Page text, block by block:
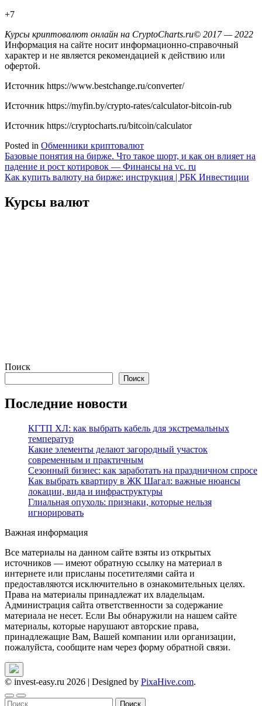
+7
Курсы криптовалют онлайн на CryptoCharts.ru© 2017 — 2022
Информация на сайте носит информационно-справочный
характер и не является рекомендацией к действию или
офертой.
Источник https://www.bestchange.ru/converter/
Источник https://myfin.by/crypto-rates/calculator-bitcoin-rub
Источник https://cryptocharts.ru/bitcoin/calculator
Posted in Обменники криптовалют
Навигация
по
Базовые понятия на бирже. Что такое шорт, и как он влияет на
падение и рост котировок — Финансы на vc. ru
Как купить валюту на бирже: инструкция | РБК Инвестиции
Курсы валют
Поиск
Поиск
Последние новости
КГТП ХЛ: как выбрать кабель для экстремальных
температур
Какие элементы делают загородный участок
современным и практичным
Сезонный бизнес: как заработать на праздничном спросе
Как выбрать квартиру в ЖК Шагал: важные нюансы
локации, вида и инфраструктуры
Глиальная опухоль: признаки, которые нельзя
игнорировать
Важная информация
Все материалы на данном сайте взяты из открытых
источников — имеют обратную ссылку на материал в
интернете или присланы посетителями сайта и
предоставляются исключительно в ознакомительных целях.
Права на материалы принадлежат их владельцам.
Администрация сайта ответственности за содержание
материала не несет. Если Вы обнаружили на нашем сайте
материалы, которые нарушают авторские права,
принадлежащие Вам, Вашей компании или организации,
пожалуйста, сообщите нам через форму обратной связи.
© invest-easy.ru 2026 | Designed by PixaHive.com.
Найти: